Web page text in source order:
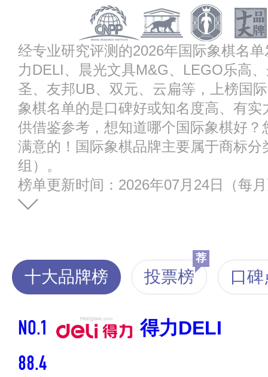
经专业研究评测的2026年国际象棋名
力DELI、晨光文具M&G、LEGO乐高
圣、友邦UB、双元、云扁等，上榜国
象棋名单的是口碑好或知名度高、有
供借鉴参考，想知道哪个国际象棋好
满意的！国际象棋品牌主要属于商标分
组）。
榜单更新时间：2026年07月24日（每
十大品牌榜 投票榜
荐
口
NO.1 得力DELI
88.4